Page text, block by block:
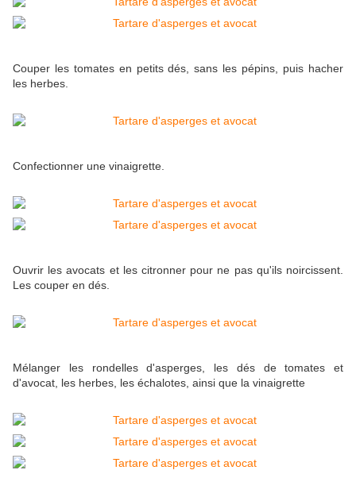
Couper les tomates en petits dés, sans les pépins, puis hacher
les herbes.
Confectionner une vinaigrette.
Ouvrir les avocats et les citronner pour ne pas qu'ils noircissent.
Les couper en dés.
Mélanger les rondelles d'asperges, les dés de tomates et
d'avocat, les herbes, les échalotes, ainsi que la vinaigrette